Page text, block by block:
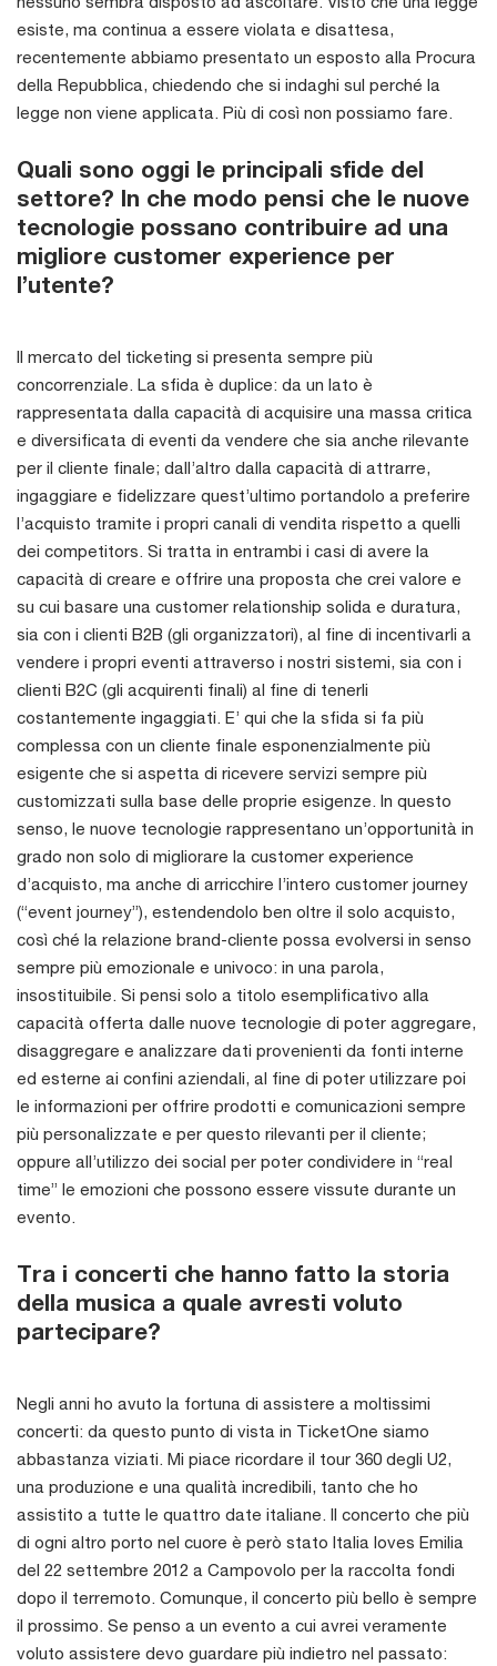
esiste, ma continua a essere violata e disattesa,
recentemente abbiamo presentato un esposto alla Procura
della Repubblica, chiedendo che si indaghi sul perché la
legge non viene applicata. Più di così non possiamo fare.
Quali sono oggi le principali sfide del
settore? In che modo pensi che le nuove
tecnologie possano contribuire ad una
migliore customer experience per
l’utente?
Il mercato del ticketing si presenta sempre più
concorrenziale. La sfida è duplice: da un lato è
rappresentata dalla capacità di acquisire una massa critica
e diversificata di eventi da vendere che sia anche rilevante
per il cliente finale; dall’altro dalla capacità di attrarre,
ingaggiare e fidelizzare quest’ultimo portandolo a preferire
l’acquisto tramite i propri canali di vendita rispetto a quelli
dei competitors. Si tratta in entrambi i casi di avere la
capacità di creare e offrire una proposta che crei valore e
su cui basare una customer relationship solida e duratura,
sia con i clienti B2B (gli organizzatori), al fine di incentivarli a
vendere i propri eventi attraverso i nostri sistemi, sia con i
clienti B2C (gli acquirenti finali) al fine di tenerli
costantemente ingaggiati. E’ qui che la sfida si fa più
complessa con un cliente finale esponenzialmente più
esigente che si aspetta di ricevere servizi sempre più
customizzati sulla base delle proprie esigenze. In questo
senso, le nuove tecnologie rappresentano un’opportunità in
grado non solo di migliorare la customer experience
d’acquisto, ma anche di arricchire l’intero customer journey
(“event journey”), estendendolo ben oltre il solo acquisto,
così ché la relazione brand-cliente possa evolversi in senso
sempre più emozionale e univoco: in una parola,
insostituibile. Si pensi solo a titolo esemplificativo alla
capacità offerta dalle nuove tecnologie di poter aggregare,
disaggregare e analizzare dati provenienti da fonti interne
ed esterne ai confini aziendali, al fine di poter utilizzare poi
le informazioni per offrire prodotti e comunicazioni sempre
più personalizzate e per questo rilevanti per il cliente;
oppure all’utilizzo dei social per poter condividere in “real
time” le emozioni che possono essere vissute durante un
evento.
Tra i concerti che hanno fatto la storia
della musica a quale avresti voluto
partecipare?
Negli anni ho avuto la fortuna di assistere a moltissimi
concerti: da questo punto di vista in TicketOne siamo
abbastanza viziati. Mi piace ricordare il tour 360 degli U2,
una produzione e una qualità incredibili, tanto che ho
assistito a tutte le quattro date italiane. Il concerto che più
di ogni altro porto nel cuore è però stato Italia loves Emilia
del 22 settembre 2012 a Campovolo per la raccolta fondi
dopo il terremoto. Comunque, il concerto più bello è sempre
il prossimo. Se penso a un evento a cui avrei veramente
voluto assistere devo guardare più indietro nel passato: